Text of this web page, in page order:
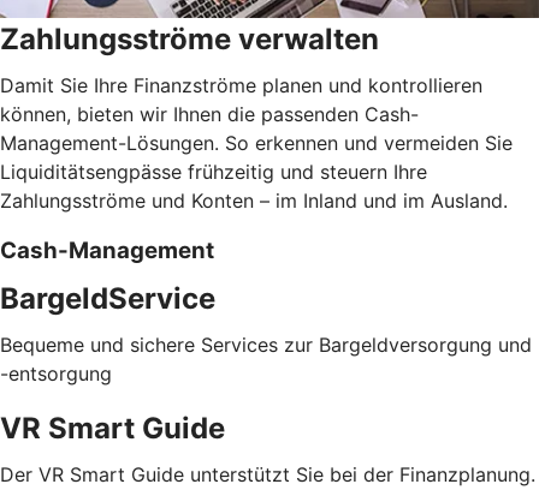
Zahlungsströme verwalten
Damit Sie Ihre Finanzströme planen und kontrollieren
können, bieten wir Ihnen die passenden Cash-
Management-Lösungen. So erkennen und vermeiden Sie
Liquiditätsengpässe frühzeitig und steuern Ihre
Zahlungsströme und Konten – im Inland und im Ausland.
Cash-Management
BargeldService
Bequeme und sichere Services zur Bargeldversorgung und
-entsorgung
VR Smart Guide
Der VR Smart Guide unterstützt Sie bei der Finanzplanung.